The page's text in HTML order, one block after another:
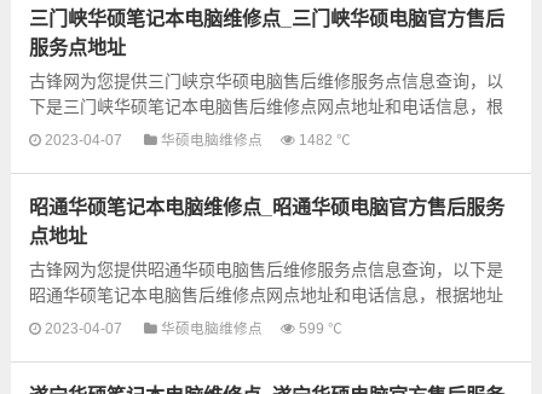
三门峡华硕笔记本电脑维修点_三门峡华硕电脑官方售后
服务点地址
古锋网为您提供三门峡京华硕电脑售后维修服务点信息查询，以
下是三门峡华硕笔记本电脑售后维修点网点地址和电话信息，根
据地址信息选择就近的维修点进行保修即可，建议先电话联系预
2023-04-07 华硕电脑维修点 1482 ℃
昭通华硕笔记本电脑维修点_昭通华硕电脑官方售后服务
点地址
古锋网为您提供昭通华硕电脑售后维修服务点信息查询，以下是
昭通华硕笔记本电脑售后维修点网点地址和电话信息，根据地址
信息选择就近的维修点进行保修即可，建议先电话联系预约...
2023-04-07 华硕电脑维修点 599 ℃